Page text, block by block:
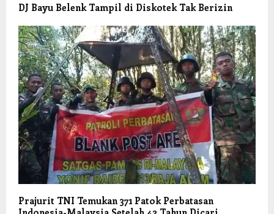
DJ Bayu Belenk Tampil di Diskotek Tak Berizin
Prajurit TNI Temukan 371 Patok Perbatasan